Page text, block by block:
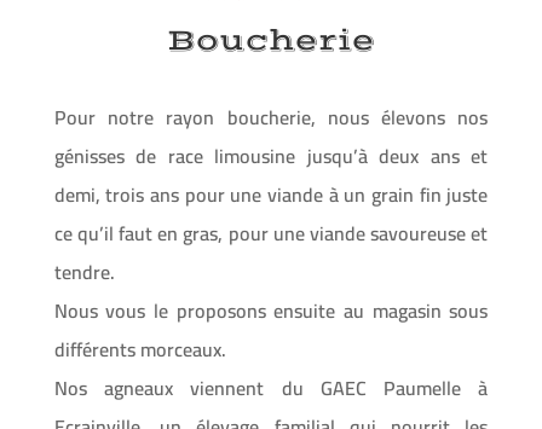
Boucherie
Pour notre rayon boucherie, nous élevons nos
génisses de race limousine jusqu’à deux ans et
demi, trois ans pour une viande à un grain fin juste
ce qu’il faut en gras, pour une viande savoureuse et
tendre.
Nous vous le proposons ensuite au magasin sous
différents morceaux.
Nos agneaux viennent du GAEC Paumelle à